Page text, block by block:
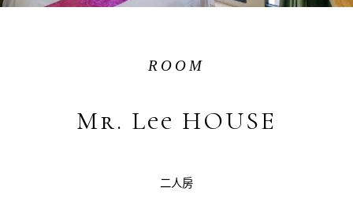
ROOM
Mr. Lee HOUSE
二人房